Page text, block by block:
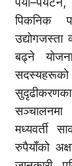
पिकनिक
उद्योगजस्ता
बढ्ने
मध्यवर्ती
रुपैयाँको